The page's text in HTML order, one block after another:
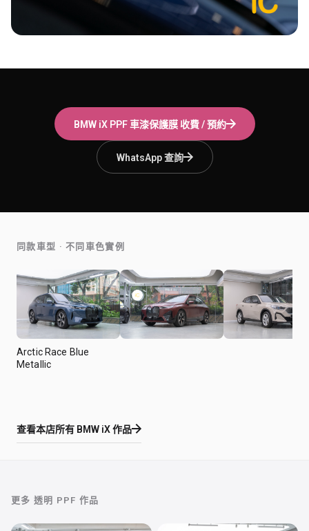
BMW iX PPF 車漆保護膜收費 / 預約
WhatsApp 查詢
同款車型 · 不同車色實例
Arctic Race Blue
Metallic
查看本店所有 BMW iX作品
更多 透明 PPF 作品